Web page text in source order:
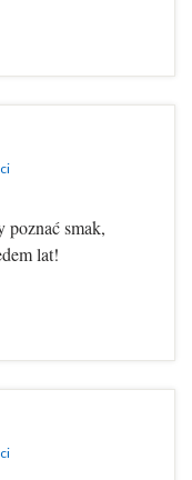
poznać smak,
lat!